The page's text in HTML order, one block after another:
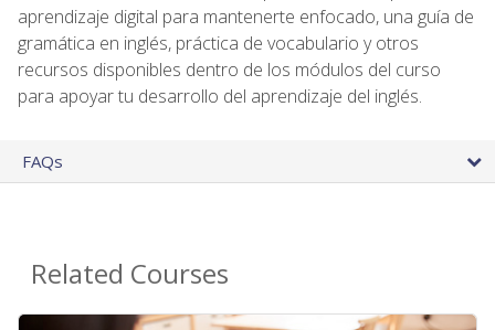
aprendizaje digital para mantenerte enfocado, una guía de
gramática en inglés, práctica de vocabulario y otros
recursos disponibles dentro de los módulos del curso
para apoyar tu desarrollo del aprendizaje del inglés.
FAQs
Related Courses